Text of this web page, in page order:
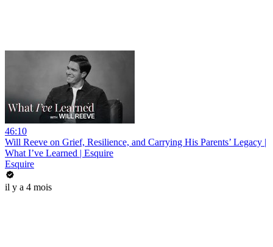
46:10
Will Reeve on Grief, Resilience, and Carrying His Parents’ Legacy |
What I’ve Learned | Esquire
Esquire
il y a 4 mois